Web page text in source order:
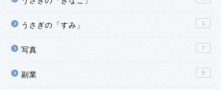
うさぎの「すみ」 1
写真 7
副業 5